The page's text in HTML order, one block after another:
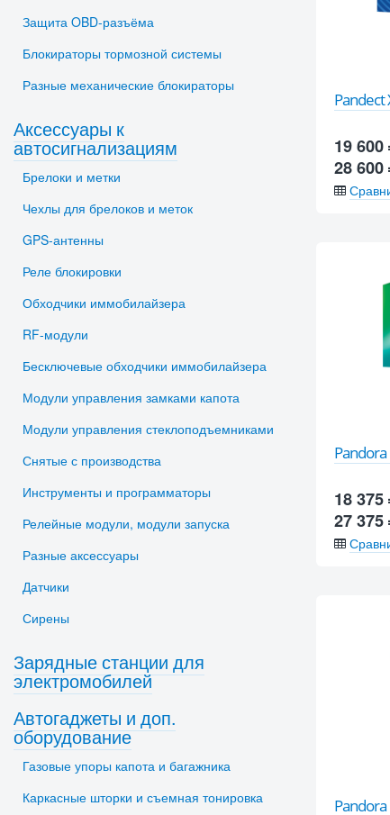
Pandect
19 600
28 600
Pandora
18 375
27 375
Pandora
Защита OBD-разъёма
Блокираторы тормозной системы
Разные механические блокираторы
Аксессуары к
автосигнализациям
Брелоки и метки
Чехлы для брелоков и меток
GPS-антенны
Реле блокировки
Обходчики иммобилайзера
RF-модули
Бесключевые обходчики иммобилайзера
Модули управления замками капота
Модули управления стеклоподъемниками
Снятые с производства
Инструменты и программаторы
Релейные модули, модули запуска
Разные аксессуары
Датчики
Сирены
Зарядные станции для
электромобилей
Автогаджеты и доп.
оборудование
Газовые упоры капота и багажника
Каркасные шторки и съемная тонировка